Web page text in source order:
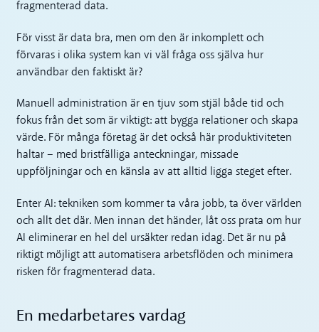
fragmenterad data.
För visst är data bra, men om den är inkomplett och
förvaras i olika system kan vi väl fråga oss själva hur
användbar den faktiskt är?
Manuell administration är en tjuv som stjäl både tid och
fokus från det som är viktigt: att bygga relationer och skapa
värde. För många företag är det också här produktiviteten
haltar – med bristfälliga anteckningar, missade
uppföljningar och en känsla av att alltid ligga steget efter.
Enter AI: tekniken som kommer ta våra jobb, ta över världen
och allt det där. Men innan det händer, låt oss prata om hur
AI eliminerar en hel del ursäkter redan idag. Det är nu på
riktigt möjligt att automatisera arbetsflöden och minimera
risken för fragmenterad data.
En medarbetares vardag